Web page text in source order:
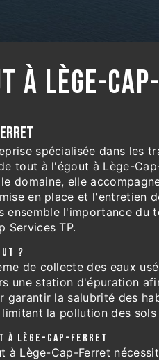
À LÈGE-
spécialisée dans les
tout à l'égout à Lège-
domaine, elle
en place et l'entretien
ensemble l'importance du
Services TP.
?
de collecte des eaux
une station d'épuration
garantir la salubrité des
la pollution des sols
À LÈGE-CAP-FERRET
à Lège-Cap-Ferret